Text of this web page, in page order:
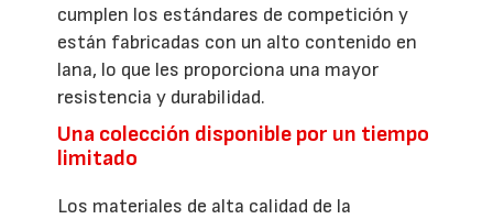
cumplen los estándares de competición y
están fabricadas con un alto contenido en
lana, lo que les proporciona una mayor
resistencia y durabilidad.
Una colección disponible por un tiempo
limitado
Los materiales de alta calidad de la